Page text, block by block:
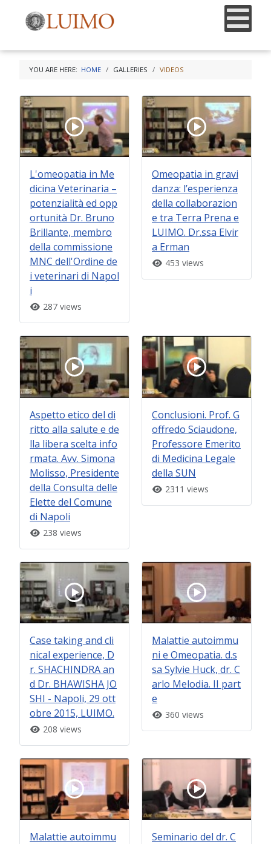
YOU ARE HERE: HOME GALLERIES VIDEOS
L'omeopatia in Me
dicina Veterinaria –
potenzialità ed opp
ortunità Dr. Bruno
Brillante, membro
della commissione
MNC dell'Ordine de
i veterinari di Napol
i
287 views
Omeopatia in gravi
danza: l’esperienza
della collaborazion
e tra Terra Prena e
LUIMO. Dr.ssa Elvir
a Erman
453 views
Aspetto etico del di
ritto alla salute e de
lla libera scelta info
rmata. Avv. Simona
Molisso, Presidente
della Consulta delle
Elette del Comune
di Napoli
238 views
Conclusioni. Prof. G
offredo Sciaudone,
Professore Emerito
di Medicina Legale
della SUN
2311 views
Case taking and cli
nical experience, D
r. SHACHINDRA an
d Dr. BHAWISHA JO
SHI - Napoli, 29 ott
obre 2015, LUIMO.
208 views
Malattie autoimmu
ni e Omeopatia. d.s
sa Sylvie Huck, dr. C
arlo Melodia. II part
e
360 views
Malattie autoimmu
Seminario del dr. C